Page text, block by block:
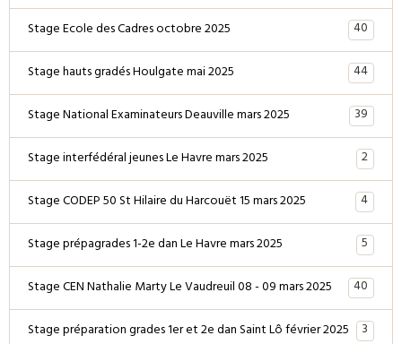
Stage Ecole des Cadres octobre 2025
40
Stage hauts gradés Houlgate mai 2025
44
Stage National Examinateurs Deauville mars 2025
39
Stage interfédéral jeunes Le Havre mars 2025
2
Stage CODEP 50 St Hilaire du Harcouët 15 mars 2025
4
Stage prépagrades 1-2e dan Le Havre mars 2025
5
Stage CEN Nathalie Marty Le Vaudreuil 08 - 09 mars 2025
40
Stage préparation grades 1er et 2e dan Saint Lô février 2025 3